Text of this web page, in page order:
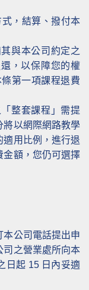
，結算、撥付本
與本公司約定之
，以保障您的權
第一項課程退費
整套課程」需提
將以網際網路教學
適用比例，進行退
金額，您仍可選擇
本公司電話提出申
司之營業處所向本
日起 15 日內妥適